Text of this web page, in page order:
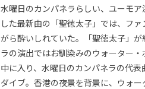
水曜日のカンパネラらしい、ユーモ
した最新曲の「聖徳太子」では、フ
がら酔いしれていた。「聖徳太子」
ラの演出ではお馴染みのウォーター
中に入り、水曜日のカンパネラの代
ダイブ。香港の夜景を背景に、ウォ